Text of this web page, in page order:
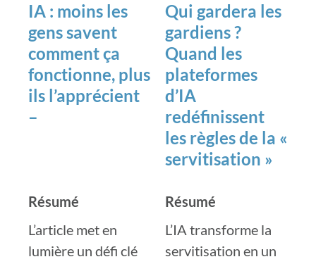
IA : moins les
gens savent
comment ça
fonctionne, plus
ils l’apprécient
–
Qui gardera les
gardiens ?
Quand les
plateformes
d’IA
redéfinissent
les règles de la «
servitisation »
Résumé
L’article met en
lumière un défi clé
Résumé
L’IA transforme la
servitisation en un